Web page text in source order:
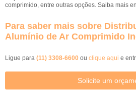
comprimido, entre outras opções. Saiba mais
Para saber mais sobre
Alumínio de Ar Comprimido
Ligue para (11) 3308-6600 ou clique aqui e
Solicite um